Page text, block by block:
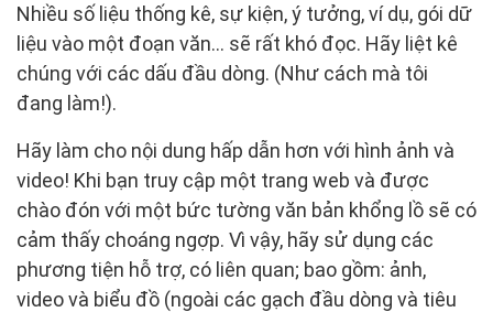
Nhiều số liệu thống kê, sự kiện, ý tưởng, ví dụ, gói dữ
liệu vào một đoạn văn… sẽ rất khó đọc. Hãy liệt kê
chúng với các dấu đầu dòng. (Như cách mà tôi
đang làm!).
Hãy làm cho nội dung hấp dẫn hơn với hình ảnh và
video! Khi bạn truy cập một trang web và được
chào đón với một bức tường văn bản khổng lồ sẽ có
cảm thấy choáng ngợp. Vì vậy, hãy sử dụng các
phương tiện hỗ trợ, có liên quan; bao gồm: ảnh,
video và biểu đồ (ngoài các gạch đầu dòng và tiêu